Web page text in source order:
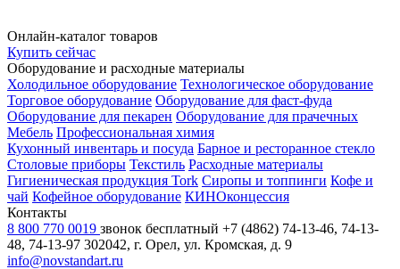
Онлайн-каталог товаров
Купить сейчас
Оборудование и расходные материалы
Холодильное оборудование Технологическое оборудование
Торговое оборудование Оборудование для фаст-фуда
Оборудование для пекарен Оборудование для прачечных
Мебель Профессиональная химия
Кухонный инвентарь и посуда Барное и ресторанное стекло
Столовые приборы Текстиль Расходные материалы
Гигиеническая продукция Tork Сиропы и топпинги Кофе и
чай Кофейное оборудование КИНОконцессия
Контакты
8 800 770 0019 звонок бесплатный +7 (4862) 74-13-46, 74-13-
48, 74-13-97 302042, г. Орел, ул. Кромская, д. 9
info@novstandart.ru